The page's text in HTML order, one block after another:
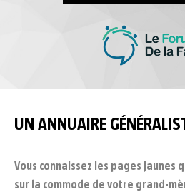
UN ANNUAIRE
Vous connaissez les pages jaunes
sur la commode de votre grand-